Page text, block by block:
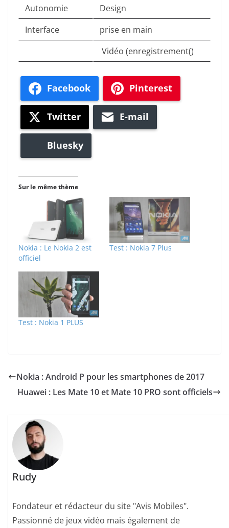
Autonomie
Design
Interface
prise en main
Vidéo (enregistrement()
Facebook Pinterest
Twitter E-mail
Bluesky
Sur le même thème
Nokia : Le Nokia 2 est
officiel
Test : Nokia 7 Plus
Test : Nokia 1 PLUS
Nokia : Android P pour les smartphones de 2017
Huawei : Les Mate 10 et Mate 10 PRO sont officiels
Rudy
Fondateur et rédacteur du site "Avis Mobiles".
Passionné de jeux vidéo mais également de